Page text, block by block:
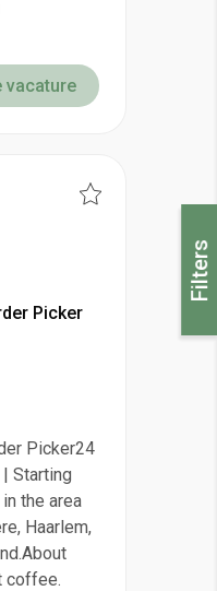
Filters
vacature
Picker
Picker24
Starting
the area
Haarlem,
coffee.